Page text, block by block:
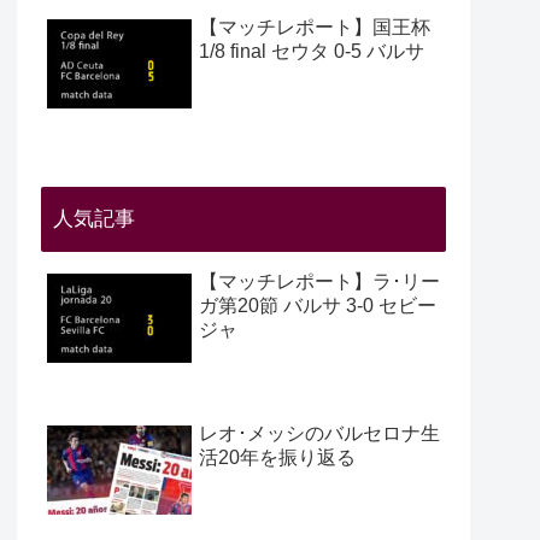
【マッチレポート】国王杯
1/8 final セウタ 0-5 バルサ
人気記事
【マッチレポート】ラ･リー
ガ第20節 バルサ 3-0 セビー
ジャ
レオ･メッシのバルセロナ生
活20年を振り返る